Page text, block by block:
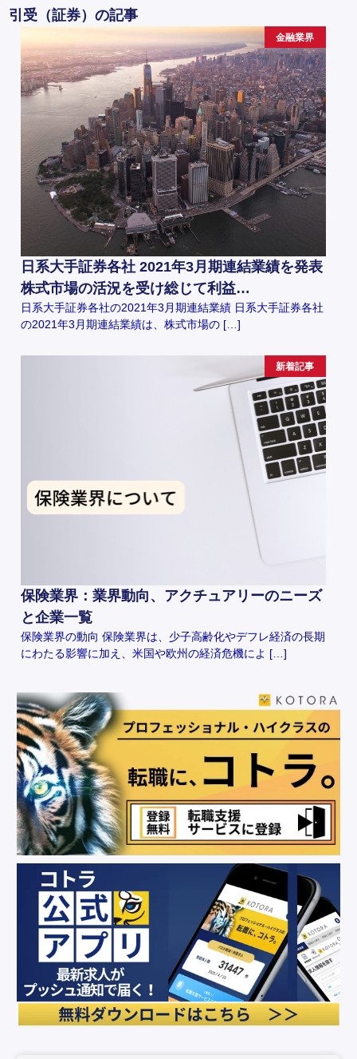
引受（証券）の記事
金融業界
日系大手証券各社 2021年3月期連結業績を発表
株式市場の活況を受け総じて利益…
日系大手証券各社の2021年3月期連結業績 日系大手証券各社
の2021年3月期連結業績は、株式市場の […]
新着記事
保険業界：業界動向、アクチュアリーのニーズ
と企業一覧
保険業界の動向 保険業界は、少子高齢化やデフレ経済の長期
にわたる影響に加え、米国や欧州の経済危機によ […]